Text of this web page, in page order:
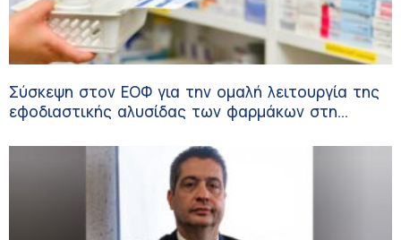
Σύσκεψη στον ΕΟΦ για την ομαλή λειτουργία της
εφοδιαστικής αλυσίδας των φαρμάκων στη